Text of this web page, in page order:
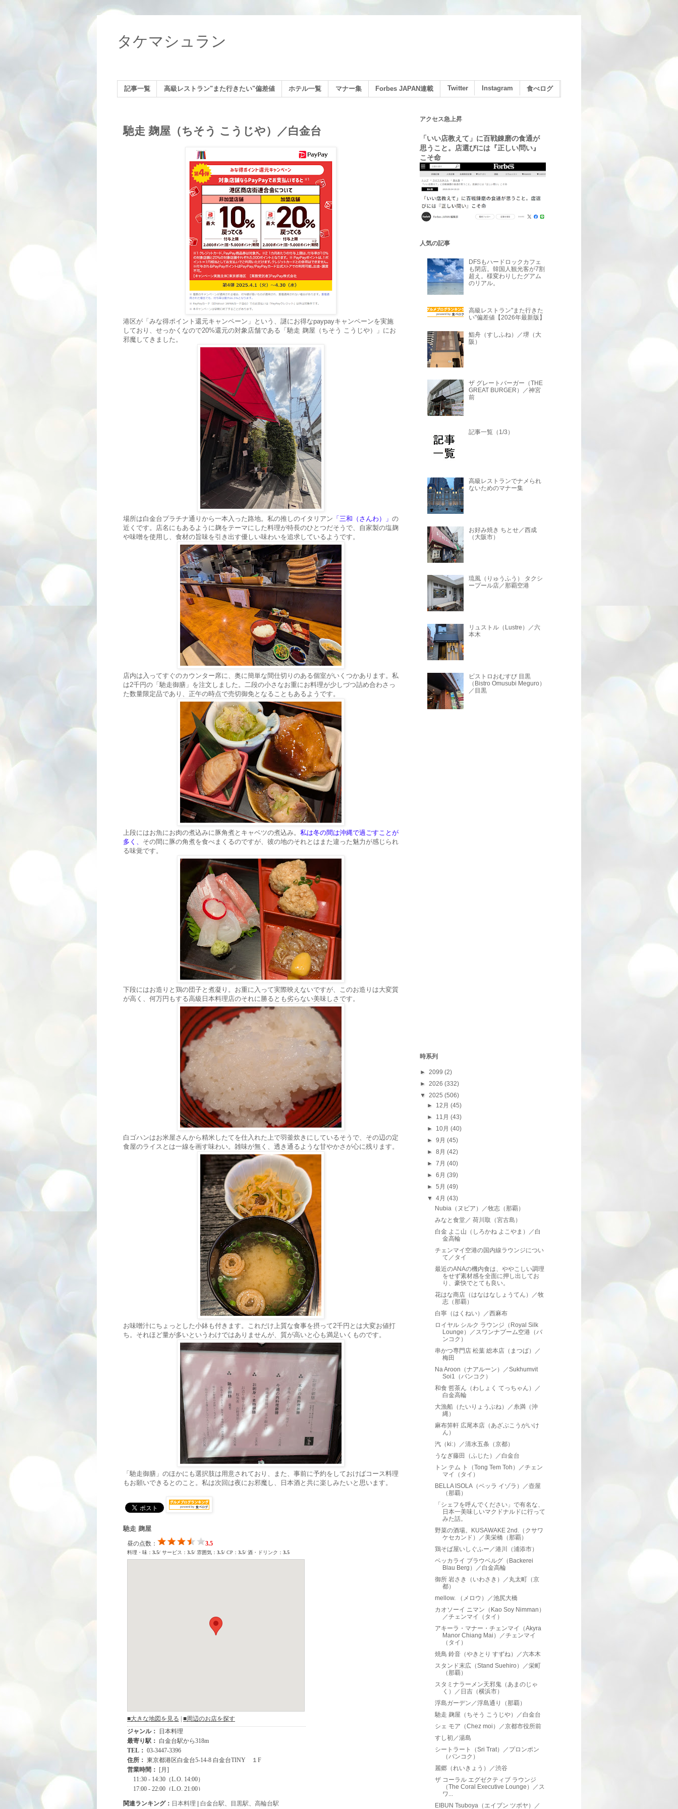
タケマシュラン
記事一覧 高級レストラン"また行きたい"偏差値 ホテル一覧 マナー集 Forbes JAPAN連載 Twitter Instagram 食べログ
馳走 麹屋（ちそう こうじや）／白金台
港区が「みな得ポイント還元キャンペーン」という、謎にお得なpaypayキャンペーンを実施
しており、せっかくなので20%還元の対象店舗である「馳走 麹屋（ちそう こうじや）」にお
邪魔してきました。
場所は白金台プラチナ通りから一本入った路地。私の推しのイタリアン 「三和（さんわ）」 の
近くです。店名にもあるように麹をテーマにした料理が特長のひとつだそうで、自家製の塩麹
や味噌を使用し、食材の旨味を引き出す優しい味わいを追求しているようです。
店内は入ってすぐのカウンター席に、奥に簡単な間仕切りのある個室がいくつかあります。私
は2千円の「馳走御膳」を注文しました。二段の小さなお重にお料理が少しづつ詰め合わさっ
た数量限定品であり、正午の時点で売切御免となることもあるようです。
上段にはお魚にお肉の煮込みに豚角煮とキャベツの煮込み。 私は冬の間は沖縄で過ごすことが
多く、 その間に豚の角煮を食べまくるのですが、彼の地のそれとはまた違った魅力が感じられ
る味覚です。
下段にはお造りと鶏の団子と煮凝り。お重に入って実際映えないですが、このお造りは大変質
が高く、何万円もする高級日本料理店のそれに勝るとも劣らない美味しさです。
白ゴハンはお米屋さんから精米したてを仕入れた上で羽釜炊きにしているそうで、その辺の定
食屋のライスとは一線を画す味わい。雑味が無く、透き通るような甘やかさが心に残ります。
お味噌汁にちょっとした小鉢も付きます。これだけ上質な食事を摂って2千円とは大変お値打
ち。それほど量が多いというわけではありませんが、質が高いと心も満足いくものです。
「馳走御膳」のほかにも選択肢は用意されており、また、事前に予約をしておけばコース料理
もお願いできるとのこと。私は次回は夜にお邪魔し、日本酒と共に楽しみたいと思います。
馳走 麹屋
関連ランキング： 日本料理 白金台駅、 目黒駅、 高輪台駅
アクセス急上昇
「いい店教えて」に百戦錬磨の食通が
思うこと。店選びには『正しい問い』
こそ命
人気の記事
DFSもハードロックカフェ
も閉店。韓国人観光客が7割
超え。様変わりしたグアム
のリアル。
高級レストラン"また行きた
い"偏差値【2026年最新版】
鮨舟（すしふね）／堺（大
阪）
ザ グレートバーガー（THE
GREAT BURGER）／神宮
前
記事一覧（1/3）
高級レストランでナメられ
ないためのマナー集
お好み焼き ちとせ／西成
（大阪市）
琉風（りゅうふう） タクシ
ープール店／那覇空港
リュストル（Lustre）／六
本木
ビストロおむすび 目黒
（Bistro Omusubi Meguro）
／目黒
時系列
► 2099 (2)
► 2026 (332)
▼ 2025 (506)
► 12月(45)
► 11月(43)
► 10月(40)
►9月(45)
►8月(42)
►7月(40)
►6月(39)
►5月(49)
▼4月(43)
Nubia（ヌビア）／牧志（那覇）
みなと食堂／ 荷川取（宮古島）
白金 よこ山（しろかね よこやま）／白
金高輪
チェンマイ空港の国内線ラウンジについ
て／タイ
最近のANAの機内食は、ややこしい調理
をせず素材感を全面に押し出してお
り、豪快でとても良い。
花はな商店（はなはなしょうてん）／牧
志（那覇）
白寧（はくねい）／西麻布
ロイヤル シルク ラウンジ（Royal Silk
Lounge）／スワンナプーム空港（バ
ンコク）
串かつ専門店 松葉 総本店（まつば）／
梅田
Na Aroon（ナアルーン）／Sukhumvit
Soi1（バンコク）
和食 哲茶ん（わしょく てっちゃん）／
白金高輪
大漁船（たいりょうぶね）／糸満（沖
縄）
麻布笄軒 広尾本店（あざぶこうがいけ
ん）
汽（ki:）／清水五条（京都）
うなぎ藤田（ふじた）／白金台
トン テム ト（Tong Tem Toh）／チェン
マイ（タイ）
BELLA ISOLA（ベッラ イゾラ）／壺屋
（那覇）
「シェフを呼んでください」で有名な、
日本一美味しいマクドナルドに行って
みた話。
野菜の酒場。KUSAWAKE 2nd.（クサワ
ケセカンド）／美栄橋（那覇）
鶏そば屋いしぐふー／港川（浦添市）
ベッカライ ブラウベルグ（Backerei
Blau Berg）／白金高輪
御所 岩さき（いわさき）／丸太町（京
都）
mellow. （メロウ）／池尻大橋
カオソーイ ニマン（Kao Soy Nimman）
／チェンマイ（タイ）
アキーラ・マナー・チェンマイ（Akyra
Manor Chiang Mai）／チェンマイ
（タイ）
焼鳥 鈴音（やきとり すずね）／六本木
スタンド末広（Stand Suehiro）／栄町
（那覇）
スタミナラーメン天邪鬼（あまのじゃ
く）／日吉（横浜市）
浮島ガーデン／浮島通り（那覇）
馳走 麹屋（ちそう こうじや）／白金台
シェ モア（Chez moi）／京都市役所前
すし初／湯島
シートラート（Sri Trat）／プロンポン
（バンコク）
麗郷（れいきょう）／渋谷
ザ コーラル エグゼクティブ ラウンジ
（The Coral Executive Lounge）／ス
ワ...
EIBUN Tsuboya（エイブン ツボヤ）／